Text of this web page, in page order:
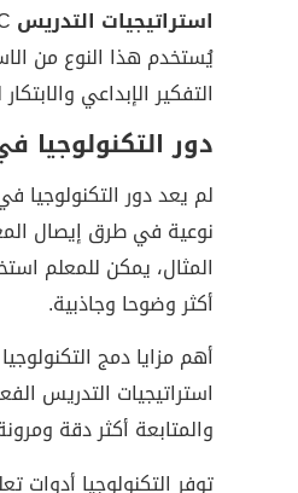
استراتيجيات التدريس
يُستخدم هذا النوع من
التفكير الإبداعي
دور التكنولوجيا
لم يعد دور التكنولوجيا
نوعية في طرق إيصال
المثال، يمكن للمعلم
أكثر وضوحا وجاذبية.
أهم مزايا دمج
استراتيجيات التدريس
والمتابعة أكثر دقة
توفر التكنولوجيا أدوات